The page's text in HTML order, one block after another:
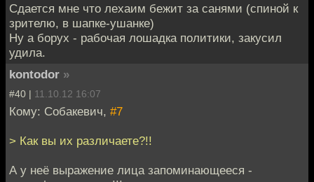
Сдается мне что лехаим бежит за санями (спиной к
зрителю, в шапке-ушанке)
Ну а борух - рабочая лошадка политики, закусил
удила.
kontodor »
#40 | 11.10.12 16:07
Кому: Собакевич, #7
> Как вы их различаете?!!
А у неё выражение лица запоминающееся -